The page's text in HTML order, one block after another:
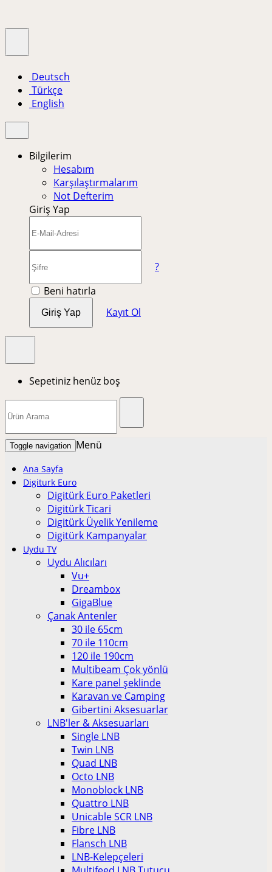
Deutsch
Türkçe
English
Bilgilerim
Hesabım
Karşılaştırmalarım
Not Defterim
Giriş Yap
?
Beni hatırla
Giriş Yap Kayıt Ol
Sepetiniz henüz boş
Toggle navigation Menü
Ana Sayfa
Digiturk Euro
Digitürk Euro Paketleri
Digitürk Ticari
Digitürk Üyelik Yenileme
Digitürk Kampanyalar
Uydu TV
Uydu Alıcıları
Vu+
Dreambox
GigaBlue
Çanak Antenler
30 ile 65cm
70 ile 110cm
120 ile 190cm
Multibeam Çok yönlü
Kare panel şeklinde
Karavan ve Camping
Gibertini Aksesuarlar
LNB'ler & Aksesuarları
Single LNB
Twin LNB
Quad LNB
Octo LNB
Monoblock LNB
Quattro LNB
Unicable SCR LNB
Fibre LNB
Flansch LNB
LNB-Kelepçeleri